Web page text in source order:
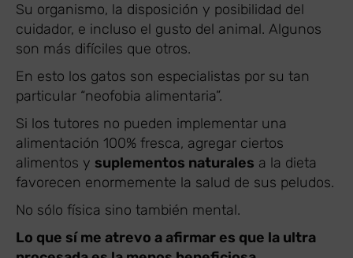
Su organismo, la disposición y posibilidad del
cuidador, e incluso el gusto del animal. Algunos
son más difíciles que otros.
En esto los gatos son especialistas por su tan
particular “neofobia alimentaria”.
Si los tutores no pueden implementar una
alimentación 100% fresca, agregar ciertos
alimentos y suplementos naturales a la dieta
favorecen enormemente la salud de sus peludos.
No sólo física sino también mental.
Lo que sí me atrevo a afirmar es que la ultra